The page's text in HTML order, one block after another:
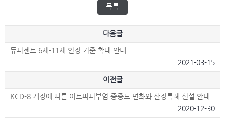
목록
다음글
듀피젠트 6세-11세 인정 기준 확대 안내
2021-03-15
이전글
KCD-8 개정에 따른 아토피피부염 중증도 변화와 산정특례 신설 안내
2020-12-30